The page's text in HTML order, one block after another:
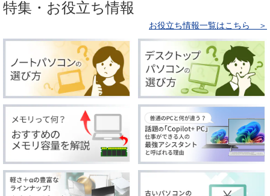
特集・お役立ち情報
お役立ち情報一覧はこちら ＞